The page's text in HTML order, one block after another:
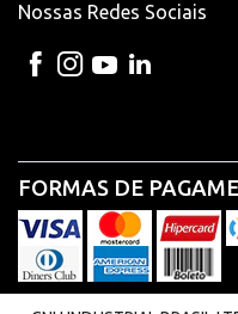
Nossas Redes Sociais
FORMAS DE